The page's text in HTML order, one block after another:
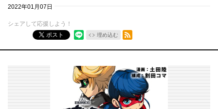
2022年01月07日
シェアして応援しよう！
ポスト
埋め込む
RSSフィード